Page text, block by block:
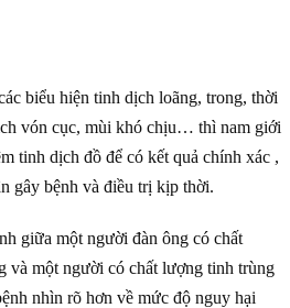
biểu hiện tinh dịch loãng, trong, thời
vón cục, mùi khó chịu… thì nam giới
tinh dịch đồ để có kết quả chính xác ,
gây bệnh và điều trị kịp thời.
giữa một người đàn ông có chất
và một người có chất lượng tinh trùng
nhìn rõ hơn về mức độ nguy hại